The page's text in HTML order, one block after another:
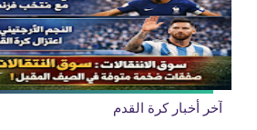
آخر أخبار كرة القدم